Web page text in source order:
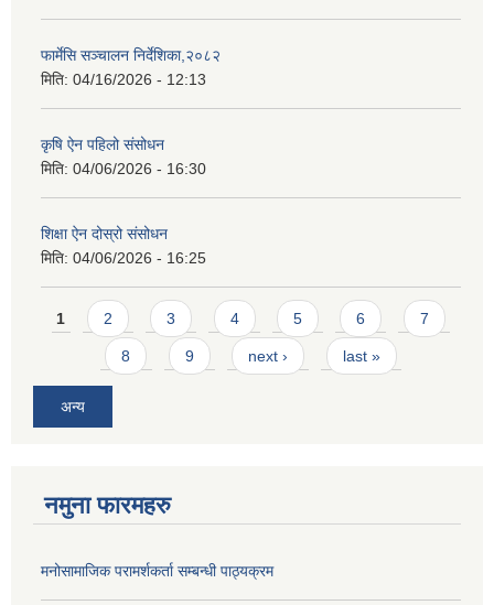
फार्मेसि सञ्चालन निर्देशिका,२०८२
मिति: 04/16/2026 - 12:13
कृषि ऐन पहिलो संसोधन
मिति: 04/06/2026 - 16:30
शिक्षा ऐन दोस्रो संसोधन
मिति: 04/06/2026 - 16:25
Pages
1 2 3 4 5 6 7
8 9 next › last »
अन्य
नमुना फारमहरु
मनोसामाजिक परामर्शकर्ता सम्बन्धी पाठ्यक्रम